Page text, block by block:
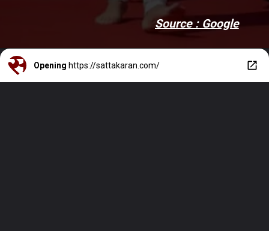
Source : Google
Opening https://sattakaran.com/